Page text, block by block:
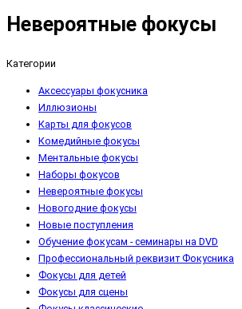
Невероятные фокусы
Категории
Аксессуары фокусника
Иллюзионы
Карты для фокусов
Комедийные фокусы
Ментальные фокусы
Наборы фокусов
Невероятные фокусы
Новогодние фокусы
Новые поступления
Обучение фокусам - cеминары на DVD
Профессиональный реквизит Фокусника
Фокусы для детей
Фокусы для сцены